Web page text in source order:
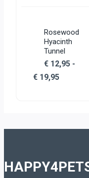
Rosewood
Hyacinth
Tunnel
€ 12,95 -
€ 19,95
meerdere
optie